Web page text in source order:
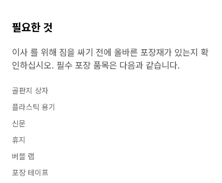
필요한 것
이사 를 위해 짐을 싸기 전에 올바른 포장재가 있는지 확
인하십시오. 필수 포장 품목은 다음과 같습니다.
골판지 상자
플라스틱 용기
신문
휴지
버블 랩
포장 테이프